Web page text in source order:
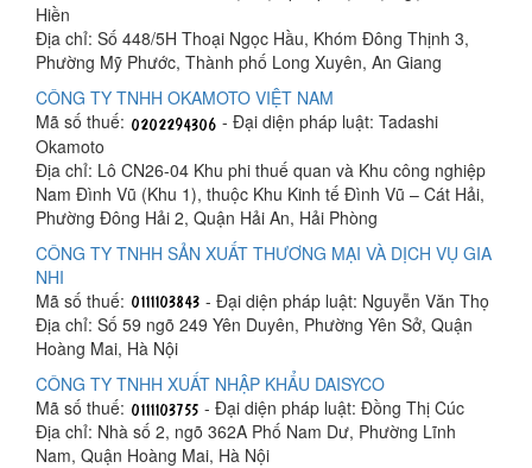
Hiền
Địa chỉ: Số 448/5H Thoại Ngọc Hầu, Khóm Đông Thịnh 3,
Phường Mỹ Phước, Thành phố Long Xuyên, An Giang
CÔNG TY TNHH OKAMOTO VIỆT NAM
Mã số thuế:
- Đại diện pháp luật: Tadashi
Okamoto
Địa chỉ: Lô CN26-04 Khu phi thuế quan và Khu công nghiệp
Nam Đình Vũ (Khu 1), thuộc Khu Kinh tế Đình Vũ – Cát Hải,
Phường Đông Hải 2, Quận Hải An, Hải Phòng
CÔNG TY TNHH SẢN XUẤT THƯƠNG MẠI VÀ DỊCH VỤ GIA
NHI
Mã số thuế:
- Đại diện pháp luật: Nguyễn Văn Thọ
Địa chỉ: Số 59 ngõ 249 Yên Duyên, Phường Yên Sở, Quận
Hoàng Mai, Hà Nội
CÔNG TY TNHH XUẤT NHẬP KHẨU DAISYCO
Mã số thuế:
- Đại diện pháp luật: Đồng Thị Cúc
Địa chỉ: Nhà số 2, ngõ 362A Phố Nam Dư, Phường Lĩnh
Nam, Quận Hoàng Mai, Hà Nội